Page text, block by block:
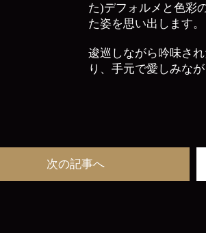
た)デフォルメと色彩
た姿を思い出します。
逡巡しながら吟味さ
り、手元で愛しみな
次の記事へ